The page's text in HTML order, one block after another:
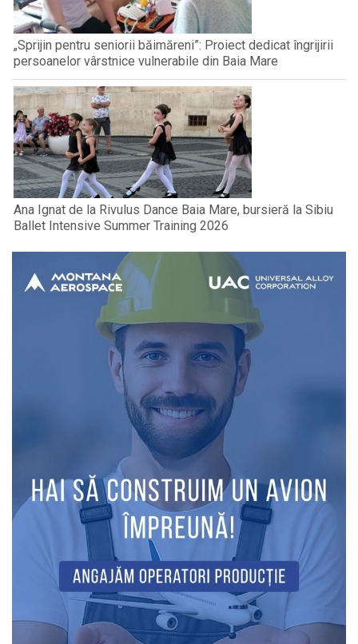
„Sprijin pentru seniorii băimăreni”: Proiect dedicat îngrijirii
persoanelor vârstnice vulnerabile din Baia Mare
Ana Ignat de la Rivulus Dance Baia Mare, bursieră la Sibiu
Ballet Intensive Summer Training 2026